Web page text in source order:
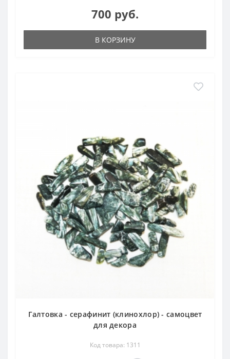
700 руб.
В КОРЗИНУ
Галтовка - серафинит (клинохлор) - самоцвет
для декора
Код товара: 1311